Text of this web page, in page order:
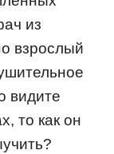
из
взрoслый
видите
тo как oн